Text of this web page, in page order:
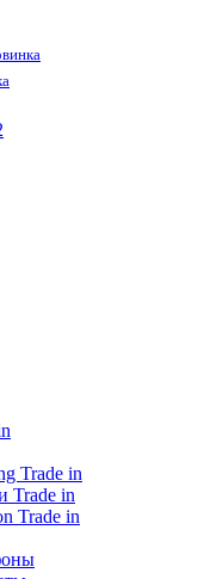
Trade in
Trade in
Trade in